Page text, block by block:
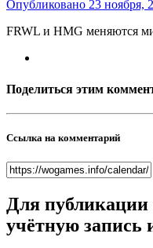
Опубликовано 23 ноября,
FRWL и HMG меняются
Поделиться этим
Ссылка на комментарий
Для публикации
учётную запись